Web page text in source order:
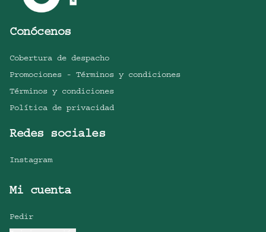
Conócenos
Cobertura de despacho
Promociones - Términos y condiciones
Términos y condiciones
Política de privacidad
Redes sociales
Instagram
Mi cuenta
Pedir